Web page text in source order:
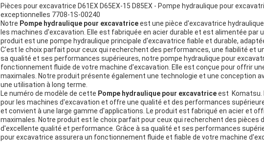
Pièces pour excavatrice D61EX D65EX-15 D85EX - Pompe hydraulique pour
exceptionnelles 7708-1S-00240
Notre Pompe hydraulique pour excavatriceest une pièce d'excavatrice
les machines d'excavation. Elle est fabriquée en acier durable et est alimentée par
produit est une pompe hydraulique principale d'excavatrice fiable et durable,
C'est le choix parfait pour ceux qui recherchent des performances, une fiabilité et
sa qualité et ses performances supérieures, notre pompe hydraulique pour
fonctionnement fluide de votre machine d'excavation. Elle est conçue pour offrir
maximales. Notre produit présente également une technologie et une conception
une utilisation à long terme.
Le numéro de modèle de cette Pompe hydraulique pour excavatriceest Komatsu.
pour les machines d'excavation et offre une qualité et des performances
et convient à une large gamme d'applications. Le produit est fabriqué en acier et
maximales. Notre produit est le choix parfait pour ceux qui recherchent des pièces
d'excellente qualité et performance. Grâce à sa qualité et ses performances
pour excavatrice assurera un fonctionnement fluide et fiable de votre machine